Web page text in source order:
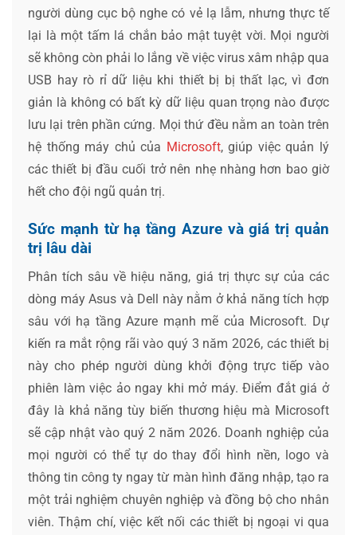
người dùng cục bộ nghe có vẻ lạ lẫm, nhưng thực tế
lại là một tấm lá chắn bảo mật tuyệt vời. Mọi người
sẽ không còn phải lo lắng về việc virus xâm nhập qua
USB hay rò rỉ dữ liệu khi thiết bị bị thất lạc, vì đơn
giản là không có bất kỳ dữ liệu quan trọng nào được
lưu lại trên phần cứng. Mọi thứ đều nằm an toàn trên
hệ thống máy chủ của Microsoft, giúp việc quản lý
các thiết bị đầu cuối trở nên nhẹ nhàng hơn bao giờ
hết cho đội ngũ quản trị.
Sức mạnh từ hạ tầng Azure và giá trị quản
trị lâu dài
Phân tích sâu về hiệu năng, giá trị thực sự của các
dòng máy Asus và Dell này nằm ở khả năng tích hợp
sâu với hạ tầng Azure mạnh mẽ của Microsoft. Dự
kiến ra mắt rộng rãi vào quý 3 năm 2026, các thiết bị
này cho phép người dùng khởi động trực tiếp vào
phiên làm việc ảo ngay khi mở máy. Điểm đắt giá ở
đây là khả năng tùy biến thương hiệu mà Microsoft
sẽ cập nhật vào quý 2 năm 2026. Doanh nghiệp của
mọi người có thể tự do thay đổi hình nền, logo và
thông tin công ty ngay từ màn hình đăng nhập, tạo ra
một trải nghiệm chuyên nghiệp và đồng bộ cho nhân
viên. Thậm chí, việc kết nối các thiết bị ngoại vi qua